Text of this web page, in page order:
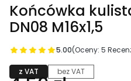
Końcówka
DN08 M16x1,5
5.00(Oceny: 5
z VAT bez VAT